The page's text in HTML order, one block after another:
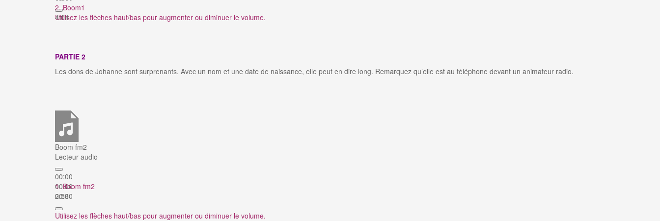
Utilisez les flèches haut/bas pour augmenter ou diminuer le volume.
2. Boom1
4:04
PARTIE 2
Les dons de Johanne sont surprenants. Avec un nom et une date de naissance, elle peut en dire long. Remarquez qu’elle est au téléphone devant un animateur radio.
Boom fm2
Lecteur audio
00:00
00:00
00:00
Utilisez les flèches haut/bas pour augmenter ou diminuer le volume.
1. Boom fm2
2:58